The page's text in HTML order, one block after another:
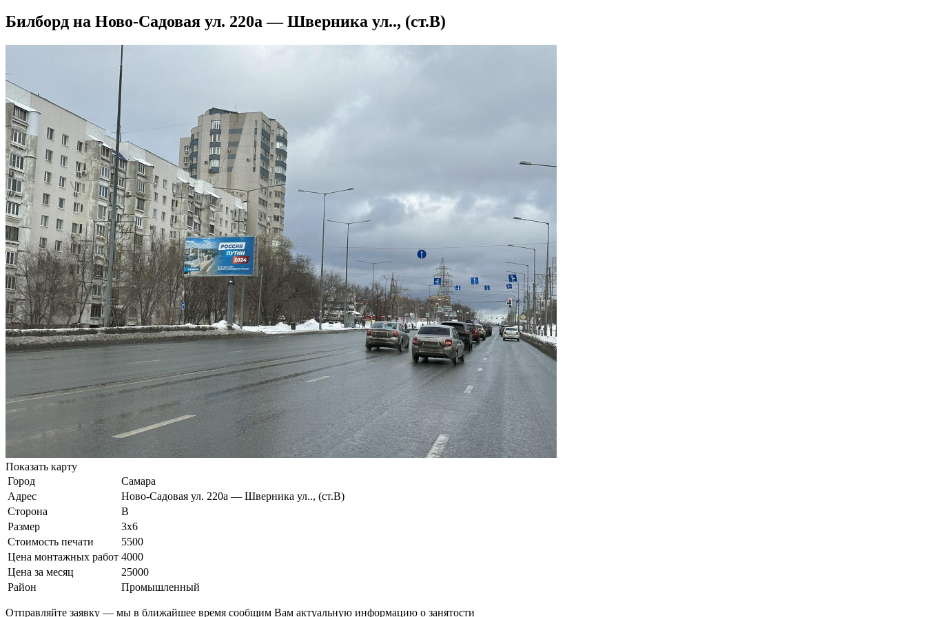
Билборд на Ново-Садовая ул. 220а — Шверника ул.., (ст.В)
Показать карту
Город
Самара
Адрес
Ново-Садовая ул. 220а — Шверника ул.., (ст.В)
Сторона
В
Размер
3х6
Стоимость печати
5500
Цена монтажных работ 4000
Цена за месяц
25000
Район
Промышленный
Отправляйте заявку — мы в ближайшее время сообщим Вам актуальную информацию о занятости